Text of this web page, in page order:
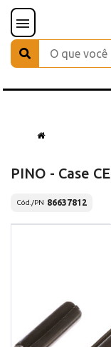
PINO - Case CE
Cód./PN 86637812